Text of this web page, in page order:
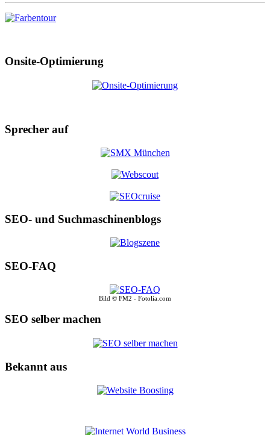
Onsite-Optimierung
Sprecher auf
SEO- und Suchmaschinenblogs
SEO-FAQ
Bild © FM2 - Fotolia.com
SEO selber machen
Bekannt aus